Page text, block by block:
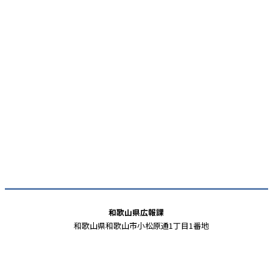
和歌山県広報課
和歌山県和歌山市小松原通1丁目1番地